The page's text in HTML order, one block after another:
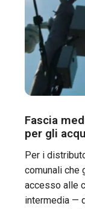
Fascia
per gli
Per i
comunali che
accesso alle
intermedia —